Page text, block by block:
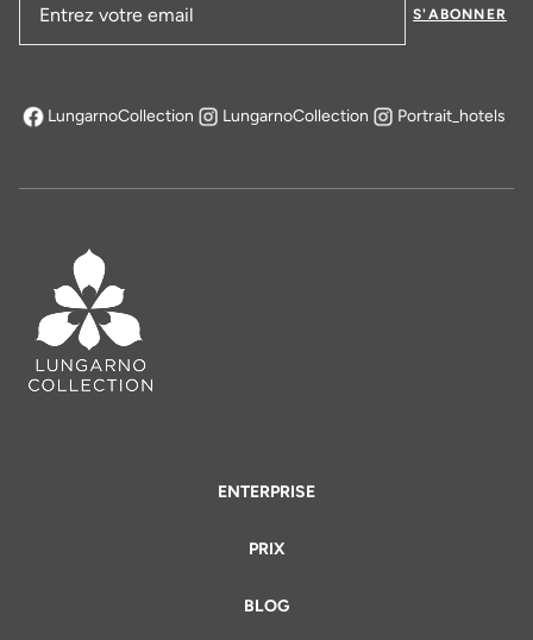
ENTERPRISE
PRIX
BLOG
S'ABONNER
LungarnoCollection
s'ouvre dans un nouvel onglet
LungarnoCollection Portrait_hotels